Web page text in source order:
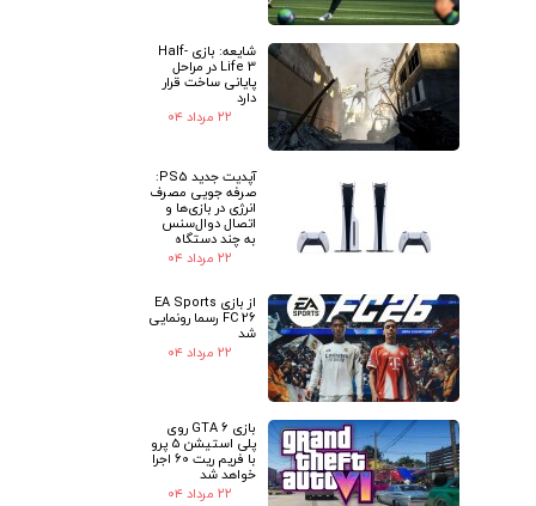
شایعه: بازی Half-
Life 3 در مراحل
پایانی ساخت قرار
دارد
۲۲ مرداد ۰۴
آپدیت جدید PS5:
صرفه جویی مصرف
انرژی در بازی‌ها و
اتصال دوال‌سنس
به چند دستگاه
۲۲ مرداد ۰۴
از بازی EA Sports
FC 26 رسما رونمایی
شد
۲۲ مرداد ۰۴
بازی GTA 6 روی
پلی استیشن 5 پرو
با فریم ریت 60 اجرا
خواهد شد
۲۲ مرداد ۰۴